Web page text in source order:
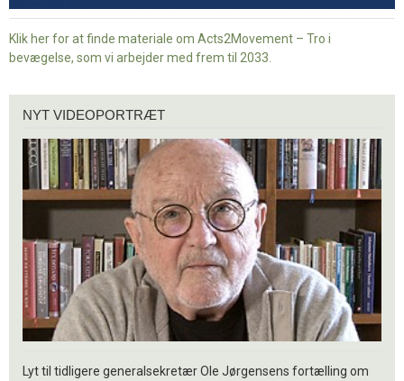
Klik her for at finde materiale om Acts2Movement – Tro i
bevægelse, som vi arbejder med frem til 2033.
videoportræt
NYT VIDEOPORTRÆT
Lyt til tidligere generalsekretær Ole Jørgensens fortælling om